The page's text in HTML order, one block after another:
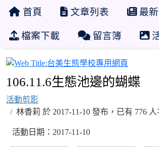
首頁 文章列表 最
檔案下載 留言簿
106.11.6生態池邊的蝴蝶
活動剪影
林香莉 於 2017-11-10 發布，已有 776
活動日期：2017-11-10